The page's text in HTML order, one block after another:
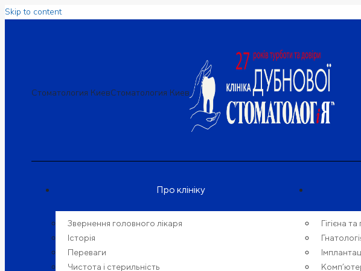
Skip to content
Стоматология КиевСтоматология Киев
Про клініку
Звернення головного лікаря
Історія
Переваги
Чистота і стерильність
Гігієна